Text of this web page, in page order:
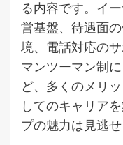
る内容です。イ
営基盤、待遇面
境、電話対応の
マンツーマン制
ど、多くのメリ
してのキャリア
プの魅力は見逃せ